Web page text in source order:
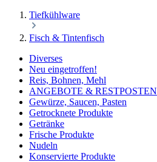
Tiefkühlware
Fisch & Tintenfisch
Diverses
Neu eingetroffen!
Reis, Bohnen, Mehl
ANGEBOTE & RESTPOSTEN
Gewürze, Saucen, Pasten
Getrocknete Produkte
Getränke
Frische Produkte
Nudeln
Konservierte Produkte